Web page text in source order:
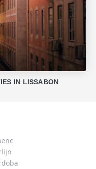
IN LISSABON